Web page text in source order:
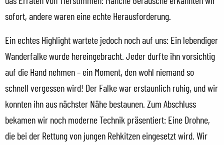
sofort, andere waren eine echte Herausforderung.
Ein echtes Highlight wartete jedoch noch auf uns: Ein lebendiger
Wanderfalke wurde hereingebracht. Jeder durfte ihn vorsichtig
auf die Hand nehmen – ein Moment, den wohl niemand so
schnell vergessen wird! Der Falke war erstaunlich ruhig, und wir
konnten ihn aus nächster Nähe bestaunen. Zum Abschluss
bekamen wir noch moderne Technik präsentiert: Eine Drohne,
die bei der Rettung von jungen Rehkitzen eingesetzt wird. Wir